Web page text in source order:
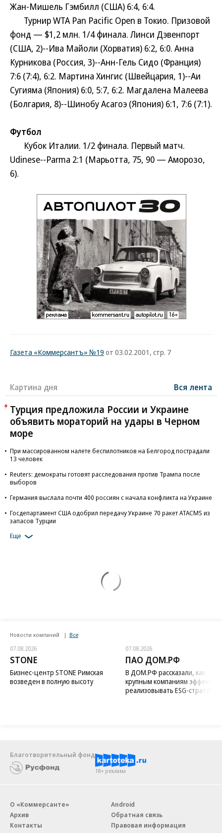
Жан-Мишель Гэмбилл (США) 6:4, 6:4.
Турнир WTA Pan Pacific Open в Токио. Призовой
фонд — $1,2 млн. 1/4 финала. Линси Дэвенпорт
(США, 2)--Ива Майоли (Хорватия) 6:2, 6:0. Анна
Курникова (Россия, 3)--Анн-Гель Сидо (Франция)
7:6 (7:4), 6:2. Мартина Хингис (Швейцария, 1)--Аи
Сугияма (Япония) 6:0, 5:7, 6:2. Магдалена Малеева
(Болгария, 8)--Шинобу Асагоэ (Япония) 6:1, 7:6 (7:1).
Футбол
Кубок Италии. 1/2 финала. Первый матч.
Udinese--Parma 2:1 (Марьотта, 75, 90 — Аморозо,
6).
Газета «Коммерсантъ» №19 от 03.02.2001, стр. 7
Картина дня Вся лента
Турция предложила России и Украине
объявить мораторий на удары в Черном
море
При массированном налете беспилотников на Белгород пострадали
13 человек
Reuters: демократы готовят расследования против Трампа после
выборов
Германия выслала почти 400 россиян с начала конфликта на Украине
Госдепартамент США одобрил передачу Украине 70 ракет ATACMS из
запасов Турции
Еще
Новости компаний Все
07.08.2026
STONE
Бизнес-центр STONE Римская
возведен в полную высоту
07.08.2026
ПАО ДОМ.РФ
В ДОМ.РФ рассказали, как
крупным компаниям
реализовывать ESG-стратегию
Благотворительный фонд
18+ реклама
О «Коммерсанте»
Архив
Контакты
Android
Обратная связь
Правовая информация